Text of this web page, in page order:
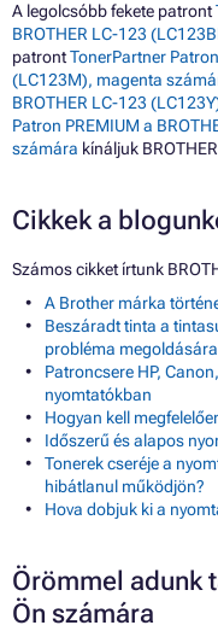
A legolcsóbb fekete patront
BROTHER LC-123
patrontTonerPartner
(LC123M), magenta
BROTHER LC-123
Patron PREMIUM a
számára kínáljuk
Cikkek a
Számos cikket írtunk
A Brother márka
Beszáradt tinta a
probléma
Patroncsere HP,
nyomtatókban
Hogyan kell
Időszerű és alapos
Tonerek cseréje a
hibátlanul működjön?
Hova dobjuk ki a
Örömmel adunk
Ön számára